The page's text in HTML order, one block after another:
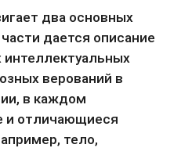
два основных
дается описание
верований в
в каждом
и отличающиеся
тело,